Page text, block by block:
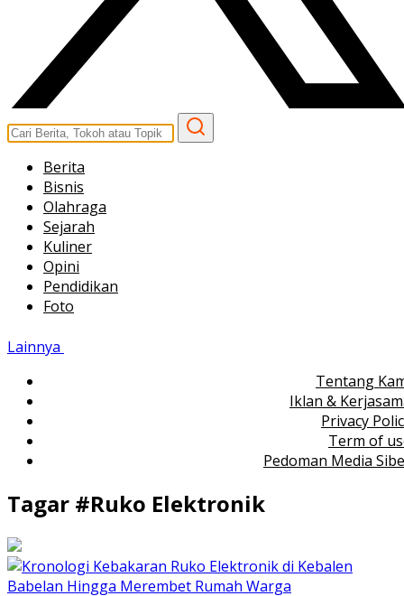
Berita
Bisnis
Olahraga
Sejarah
Kuliner
Opini
Pendidikan
Foto
Lainnya
Tentang
Iklan &
Privacy
Term of
Pedoman Media
Tagar #Ruko Elektronik